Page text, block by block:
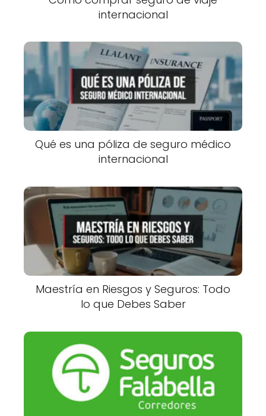
internacional
Qué es una póliza de seguro médico
internacional
Maestría en Riesgos y Seguros: Todo
lo que Debes Saber